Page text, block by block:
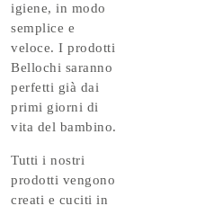
igiene, in modo
semplice e
veloce. I prodotti
Bellochi saranno
perfetti già dai
primi giorni di
vita del bambino.
Tutti i nostri
prodotti vengono
creati e cuciti in